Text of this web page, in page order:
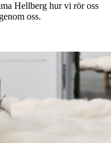
Hellberg hur vi rör oss
oss.